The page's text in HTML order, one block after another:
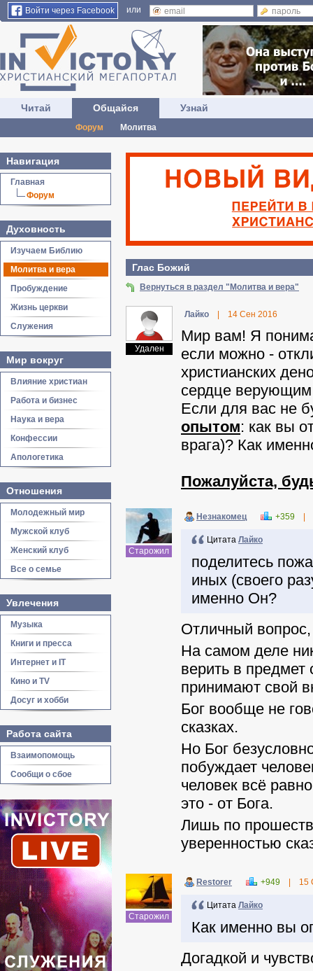
Войти через Facebook или
Читай Общайся
Форум Молитва
Узнай
Навигация
Главная
Форум
Духовность
Изучаем Библию
Молитва и вера
Пробуждение
Жизнь церкви
Служения
Мир вокруг
Влияние христиан
Работа и бизнес
Наука и вера
Конфессии
Апологетика
Отношения
Молодежный мир
Мужской клуб
Женский клуб
Все о семье
Увлечения
Музыка
Книги и пресса
Интернет и IT
Кино и TV
Досуг и хобби
Работа сайта
Взаимопомощь
Сообщи о сбое
Глас Божий
Вернуться в раздел "Молитва и вера"
Удален
Лайко 14 Сен 2016
Мир вам! Я
если можно -
христианских
сердце верующим
Если для вас не
опытом: как вы
врага)? Как
Пожалуйста,
Старожил
Незнакомец +359
Цитата Лайко
поделитесь
иных (своего
именно Он?
Отличный
На самом деле
верить в предмет
принимают свой
Бог вообще не
сказках.
Но Бог
побуждает
человек всё
это - от Бога.
Лишь по
уверенностью
Старожил
Restorer +949 15
Цитата Лайко
Как именно вы
Догадкой и